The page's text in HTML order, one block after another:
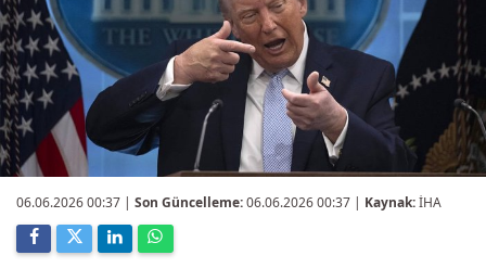
06.06.2026 00:37 | Son Güncelleme:06.06.2026 00:37 | Kaynak:İHA